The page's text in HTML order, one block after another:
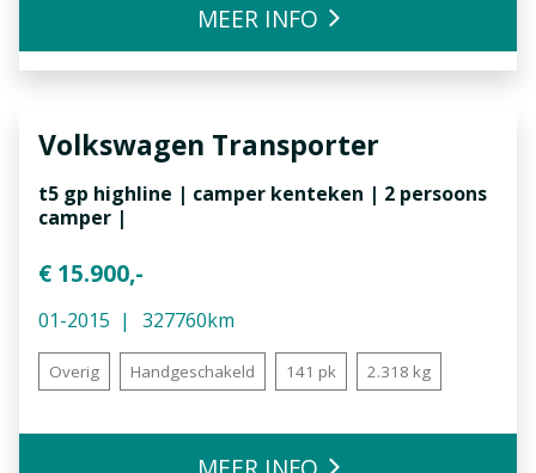
MEER INFO
Volkswagen Transporter
t5 gp highline | camper kenteken | 2 persoons
camper |
€ 15.900,-
01-2015 327760km
Overig Handgeschakeld 141 pk 2.318 kg